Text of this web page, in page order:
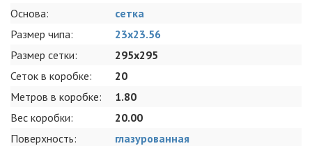
Основа:
сетка
Размер чипа:
23x23.56
Размер сетки:
295x295
Сеток в коробке:
20
Метров в коробке:
1.80
Вес коробки:
20.00
Поверхность:
глазурованная